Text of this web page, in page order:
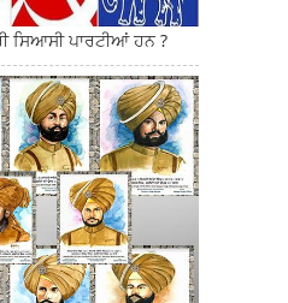
ਸਿਆਸੀ ਪਾਰਟੀਆਂ ਹਨ ?